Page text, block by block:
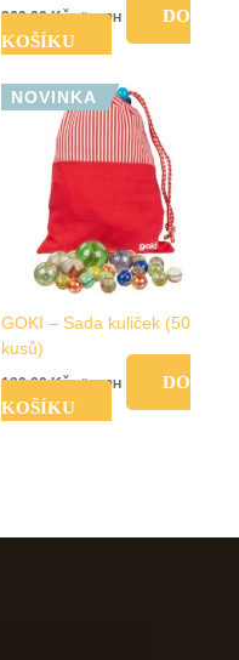
269,00Kč vč. DPH
DO
KOŠÍKU
NOVINKA
GOKI – Sada kuliček (50
kusů)
189,00Kč vč. DPH
DO
KOŠÍKU